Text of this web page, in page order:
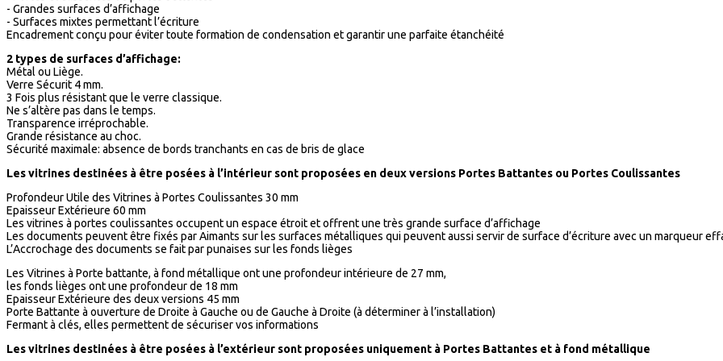
- Grandes surfaces d’affichage
- Surfaces mixtes permettant l’écriture
Encadrement conçu pour éviter toute formation de condensation et garantir une parfaite étanchéité
2 types de surfaces d’affichage:
Métal ou Liège.
Verre Sécurit 4 mm.
3 Fois plus résistant que le verre classique.
Ne s’altère pas dans le temps.
Transparence irréprochable.
Grande résistance au choc.
Sécurité maximale: absence de bords tranchants en cas de bris de glace
Les vitrines destinées à être posées à l’intérieur sont proposées en deux versions Portes Battantes ou Portes Coulissantes
Profondeur Utile des Vitrines à Portes Coulissantes 30 mm
Epaisseur Extérieure 60 mm
Les vitrines à portes coulissantes occupent un espace étroit et offrent une très grande surface d’affichage
Les documents peuvent être fixés par Aimants sur les surfaces métalliques qui peuvent aussi servir de surface d’écriture avec un marqueur
L’Accrochage des documents se fait par punaises sur les fonds lièges
Les Vitrines à Porte battante, à fond métallique ont une profondeur intérieure de 27 mm,
les fonds lièges ont une profondeur de 18 mm
Epaisseur Extérieure des deux versions 45 mm
Porte Battante à ouverture de Droite à Gauche ou de Gauche à Droite (à déterminer à l’installation)
Fermant à clés, elles permettent de sécuriser vos informations
Les vitrines destinées à être posées à l’extérieur sont proposées uniquement à Portes Battantes et à fond métallique